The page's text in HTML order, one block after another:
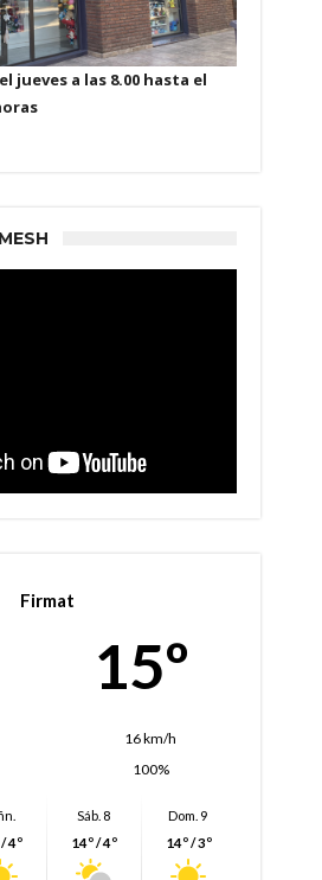
jueves a las 8.00 hasta el
Firmat
15º
16 km/h
100%
4º
Sáb. 8
14º / 4º
Dom. 9
14º / 3º